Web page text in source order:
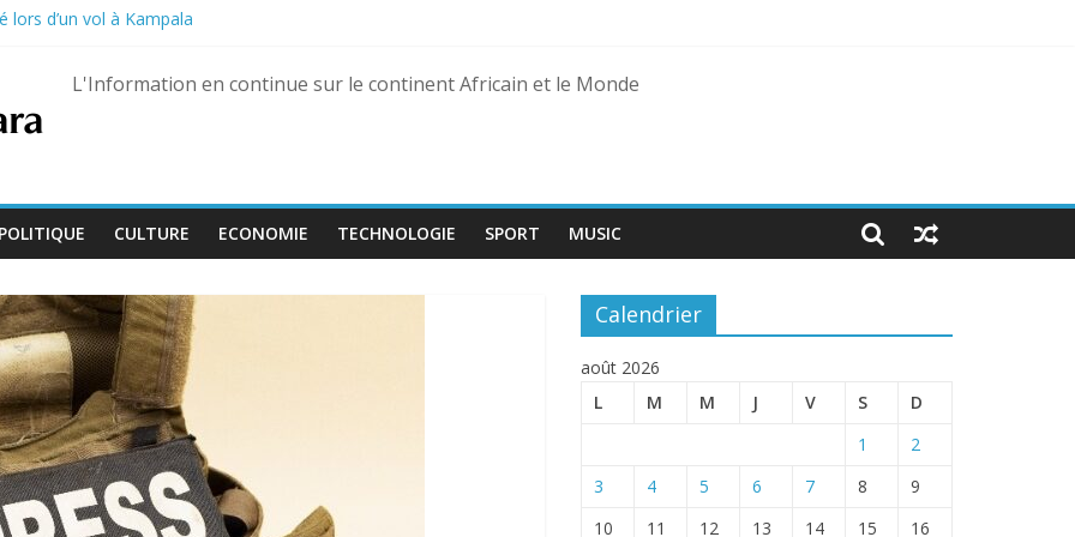
d’un vol à Kampala
des FSR retrouvé à Dubaï
Fily Sissoko – dix ans de réclusion confirmés
avec l’arrivée de quatre magistrats, dont un juge aguerri de Gagal
L'Information en continue sur le continent Africain et le Monde
POLITIQUE CULTURE ECONOMIE TECHNOLOGIE SPORT MUSIC
Calendrier
août 2026
L
M M J V S D
1
2
3
4 5 6 7 8
9
10
11 12 13 14 15
16